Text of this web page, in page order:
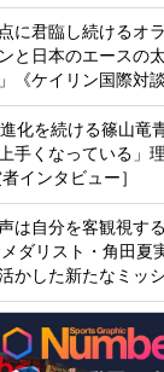
に君臨し続けるオ
と日本のエースの
《ケイリン国際対
化を続ける篠山竜
手くなっている」
インタビュー］
声は自分を客観視す
ダリスト・角田夏
かした新たなミッ